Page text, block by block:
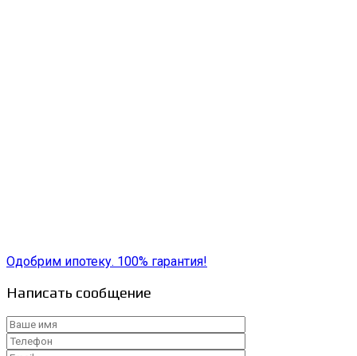
Одобрим ипотеку. 100% гарантия!
Написать сообщение